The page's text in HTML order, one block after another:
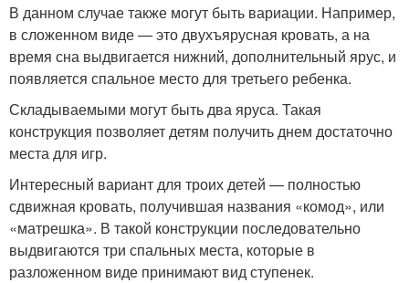
В данном случае также могут быть вариации. Например,
в сложенном виде — это двухъярусная кровать, а на
время сна выдвигается нижний, дополнительный ярус, и
появляется спальное место для третьего ребенка.
Складываемыми могут быть два яруса. Такая
конструкция позволяет детям получить днем достаточно
места для игр.
Интересный вариант для троих детей — полностью
сдвижная кровать, получившая названия «комод», или
«матрешка». В такой конструкции последовательно
выдвигаются три спальных места, которые в
разложенном виде принимают вид ступенек.